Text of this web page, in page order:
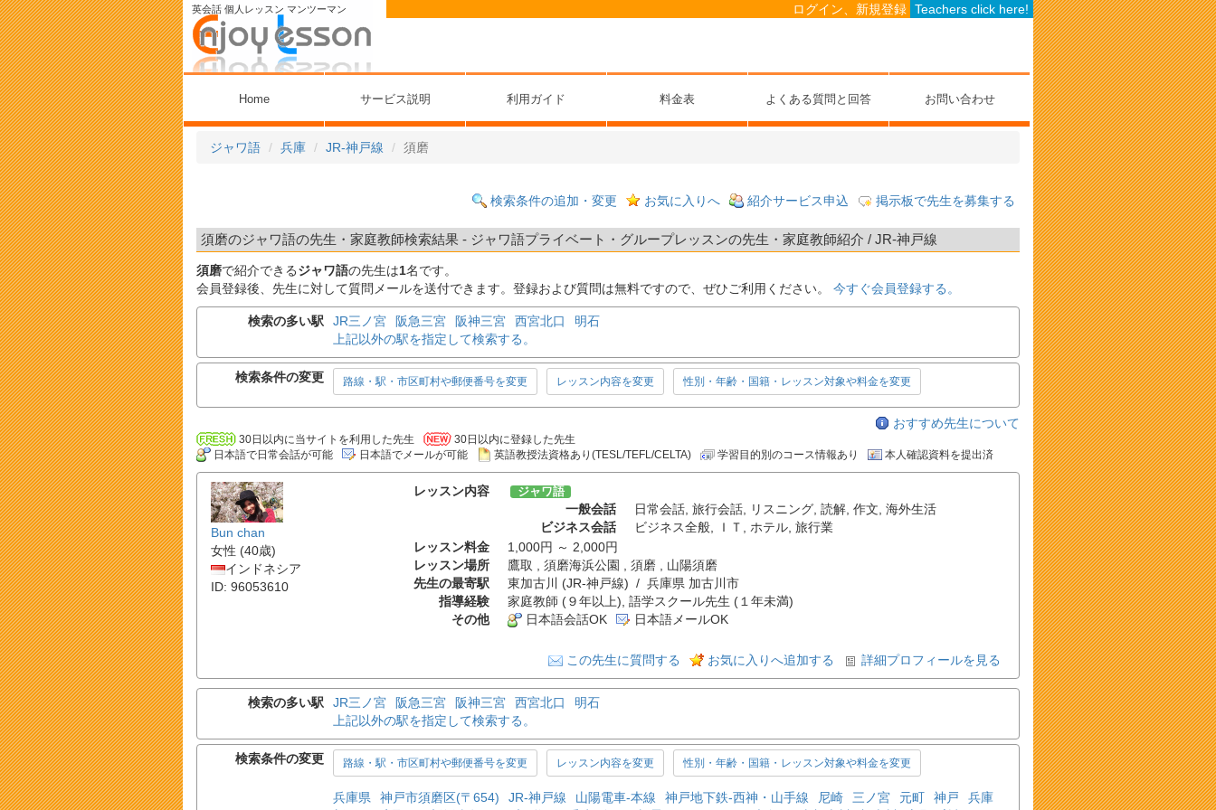
英会話 個人レッスン マンツーマン ログイン、新規登録 Teachers click here!
Home サービス説明 利用ガイド 料金表 よくある質問と回答 お問い合わせ
ジャワ語 兵庫 JR-神戸線 須磨
検索条件の追加・変更 お気に入りへ 紹介サービス申込 掲示板で先生を募集する
須磨のジャワ語の先生・家庭教師検索結果 - ジャワ語プライベート・グループレッスンの先生・家庭教師紹介 / JR-神戸線
須磨で紹介できるジャワ語の先生は1名です。
会員登録後、先生に対して質問メールを送付できます。登録および質問は無料ですので、ぜひご利用ください。 今すぐ会員登録する。
検索の多い駅 JR三ノ宮 阪急三宮 阪神三宮 西宮北口
明石
上記以外の駅を指定して検索する。
検索条件の変更 路線・駅・市区町村や郵便番号を変更 レッスン内容を変更 性別・年齢・国籍・レッスン対象や料金を変更
おすすめ先生について
30日以内に当サイトを利用した先生
30日以内に登録した先生
日本語で日常会話が可能
日本語でメールが可能 英語教授法資格あり(TESL/TEFL/CELTA) 学習目的別のコース情報あり 本人確認資料を提出済
Bun chan
女性 (40歳)
インドネシア
ID: 96053610
レッスン内容 ジャワ語
一般会話 日常会話, 旅行会話, リスニング, 読解, 作文 海外生活
ビジネス会話
ビジネス全般, ＩＴ ホテル, 旅行業
レッスン料金
1,000円 ～ 2,000円
レッスン場所
鷹取 , 須磨海浜公園 , 須磨 , 山陽須磨
先生の最寄駅
東加古川 (JR-神戸線) / 兵庫県 加古川市
指導経験
家庭教師 (９年以上), 語学スクール先生 (１年未満)
その他
日本語会話OK 日本語メールOK
この先生に質問する お気に入りへ追加する 詳細プロフィールを見る
検索の多い駅 JR三ノ宮 阪急三宮 阪神三宮 西宮北口
明石
上記以外の駅を指定して検索する。
検索条件の変更 路線・駅・市区町村や郵便番号を変更 レッスン内容を変更 性別・年齢・国籍・レッスン対象や料金を変更
兵庫県 神戸市須磨区(〒654) JR-神戸線 山陽電車-本線 神戸地下鉄-西神・山手線 尼崎 三ノ宮 元町 神戸
兵庫